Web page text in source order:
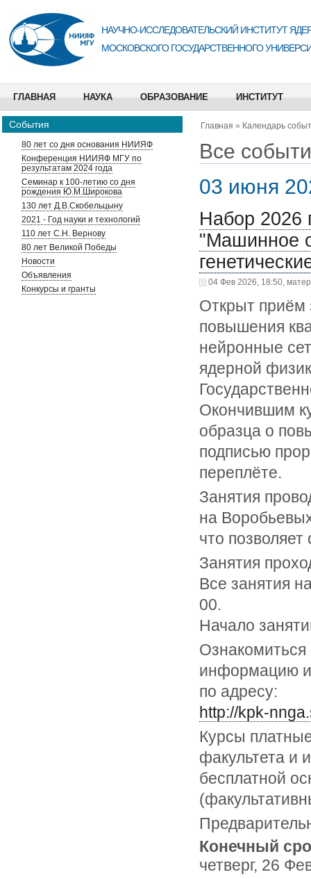
НАУЧНО-ИССЛЕДОВАТЕЛЬСКИЙ ИНСТИТУТ
МОСКОВСКОГО ГОСУДАРСТВЕННОГО
ГЛАВНАЯ НАУКА ОБРАЗОВАНИЕ ИНСТИТУТ
События
80 лет со дня основания НИИЯФ
Конференция НИИЯФ МГУ по
результатам 2024 года
Семинар к 100-летию со дня
рождения Ю.М.Широкова
130 лет Д.В.Скобельцыну
2021 - Год науки и технологий
110 лет С.Н. Вернову
80 лет Великой Победы
Новости
Объявления
Конкурсы и гранты
Главная » Календарь
Все
03 июня
Набор 2026
"Машинное
04 Фев 2026, 18:50,
Открыт приём
повышения
нейронные
ядерной
Окончившим
образца о
подписью
переплёте.
Занятия
на
что
Занятия
Все занятия
00.
Начало
Ознакомиться
информацию и
по адресу:
http://kpk-
Курсы
факультета и
бесплатной
Конечный
четверг, 26